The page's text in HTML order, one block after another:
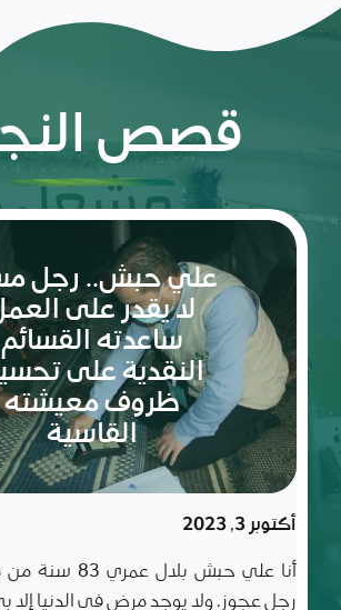
قصص
ريم:
شعلة
والإصرار
في عالم
مليء
بالتحديات
سبتمبر 10, 2023
ريم طفلة لم تكمل ربيعاها التاسع
في العلم والأدب والأخلاق، تعيش مع
وأم